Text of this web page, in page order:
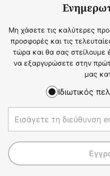
Μη χάσετε τις καλύτερες
προσφορές και τις
τώρα και θα σας στείλουμε
να εξαργυρώσετε στην
μας
Ιδιωτικός